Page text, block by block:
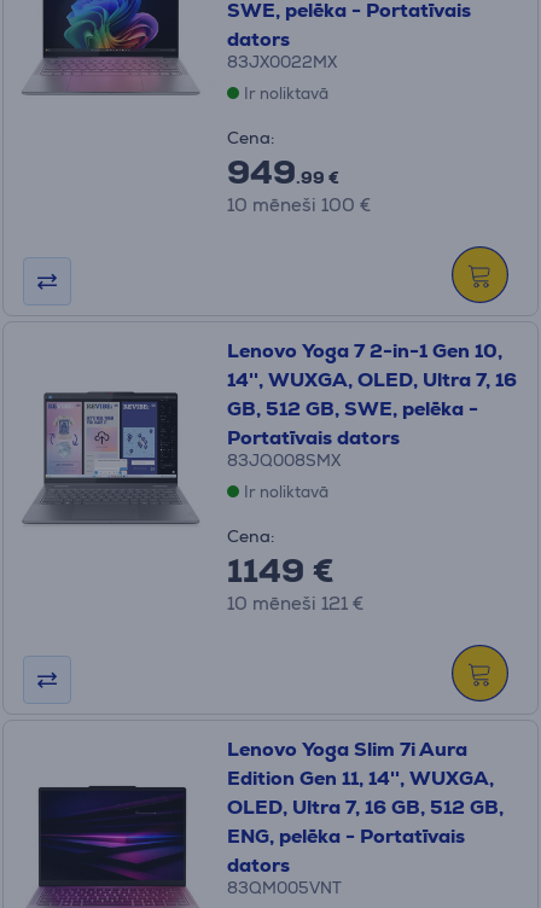
SWE, pelēka - Portatīvais
dators
83JX0022MX
Ir noliktavā
Cena:
949.99 €
10 mēneši 100 €
Lenovo Yoga 7 2-in-1 Gen 10,
14'', WUXGA, OLED, Ultra 7, 16
GB, 512 GB, SWE, pelēka -
Portatīvais dators
83JQ008SMX
Ir noliktavā
Cena:
1149 €
10 mēneši 121 €
Lenovo Yoga Slim 7i Aura
Edition Gen 11, 14'', WUXGA,
OLED, Ultra 7, 16 GB, 512 GB,
ENG, pelēka - Portatīvais
dators
83QM005VNT